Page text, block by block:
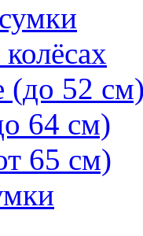
(до 52
64 см)
65 см)